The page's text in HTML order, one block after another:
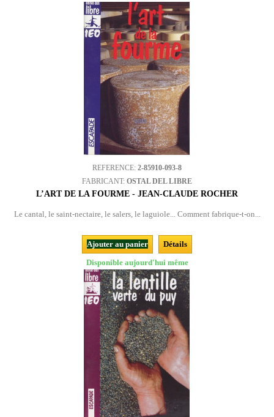
REFERENCE: 2-85910-093-8
FABRICANT: OSTAL DEL LIBRE
L’ART DE LA FOURME - JEAN-CLAUDE ROCHER
Le cantal, le saint-nectaire, le salers, le laguiole... Comment fabrique-t-on...
Ajouter au panier
Détails
Disponible aujourd'hui même